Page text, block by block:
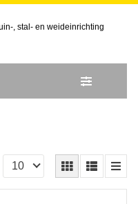
, stal- en weideinrichting